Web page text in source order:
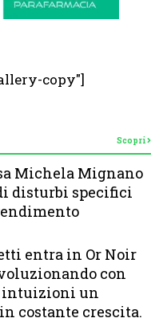
copy"]
Scopri
Michela Mignano
disturbi specifici
entra in Or Noir
con
un
costante crescita.